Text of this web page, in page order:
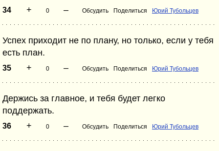
34 + 0 – Обсудить Поделиться Юрий Тубольцев
Успех приходит не по плану, но только, если у тебя
есть план.
35 + 0 – Обсудить Поделиться Юрий Тубольцев
Держись за главное, и тебя будет легко
поддержать.
36 + 0 – Обсудить Поделиться Юрий Тубольцев